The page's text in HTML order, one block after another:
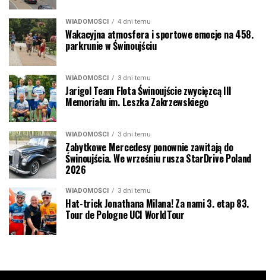
WIADOMOŚCI 4 dni temu
Wakacyjna atmosfera i sportowe emocje na 458.
parkrunie w Świnoujściu
WIADOMOŚCI 3 dni temu
Jarigol Team Flota Świnoujście zwycięzcą III
Memoriału im. Leszka Zakrzewskiego
WIADOMOŚCI 3 dni temu
Zabytkowe Mercedesy ponownie zawitają do
Świnoujścia. We wrześniu rusza StarDrive Poland
2026
WIADOMOŚCI 3 dni temu
Hat-trick Jonathana Milana! Za nami 3. etap 83.
Tour de Pologne UCI WorldTour